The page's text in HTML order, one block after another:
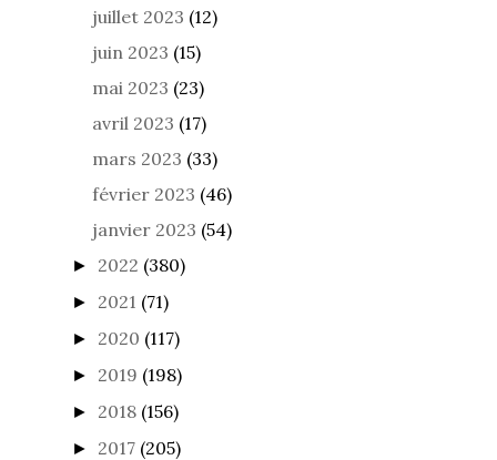
juillet 2023 (12)
juin 2023 (15)
mai 2023 (23)
avril 2023 (17)
mars 2023 (33)
février 2023 (46)
janvier 2023 (54)
► 2022 (380)
► 2021 (71)
► 2020 (117)
► 2019 (198)
► 2018 (156)
► 2017 (205)